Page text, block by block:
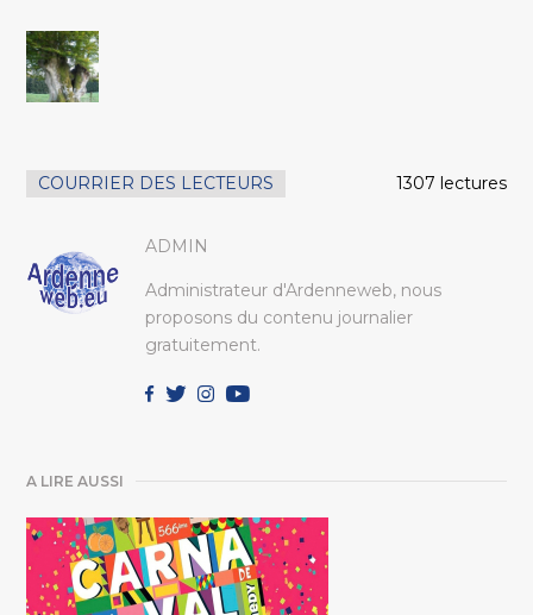
COURRIER DES LECTEURS 1307 lectures
ADMIN
Administrateur d'Ardenneweb, nous
proposons du contenu journalier
gratuitement.
A LIRE AUSSI